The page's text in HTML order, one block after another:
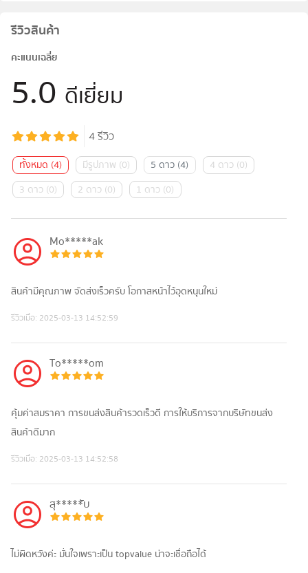
รีวิวสินค้า
คะแนนเฉลี่ย
5.0 ดีเยี่ยม
4รีวิว
ทั้งหมด (4) มีรูปภาพ (0) 5 ดาว (4) 4 ดาว (0)
3 ดาว (0) 2 ดาว (0) 1 ดาว (0)
Mo*****ak
สินค้ามีคุณภาพ จัดส่งเร็วครับ โอกาสหน้าไว้อุดหนุนใหม่
รีวิวเมื่อ: 2025-03-13 14:52:59
To*****om
คุ้มค่าสมราคา การขนส่งสินค้ารวดเร็วดี การให้บริการจากบริษัทขนส่ง
สินค้าดีมาก
รีวิวเมื่อ: 2025-03-13 14:52:58
สุ*****ับ
ไม่ผิดหวังค่ะ มั่นใจเพราะเป็น topvalue น่าจะเชื่อถือได้